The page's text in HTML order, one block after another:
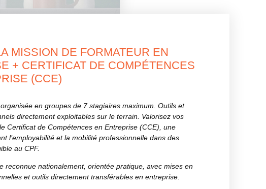
MISSION DE FORMATEUR EN
+ CERTIFICAT DE COMPÉTENCES
(CCE)
en groupes de 7 stagiaires maximum. Outils et
directement exploitables sur le terrain. Valorisez vos
Certificat de Compétences en Entreprise (CCE), une
l’employabilité et la mobilité professionnelle dans des
au CPF.
reconnue nationalement, orientée pratique, avec mises en
et outils directement transférables en entreprise.